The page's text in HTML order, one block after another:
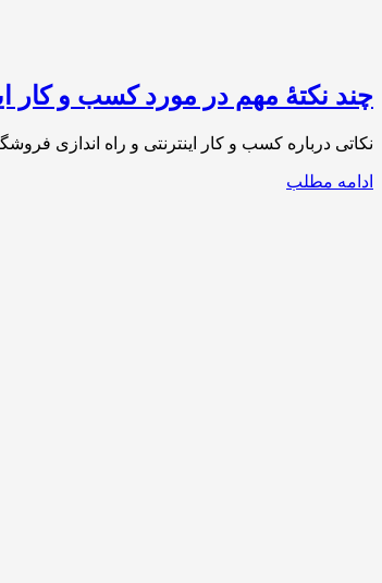
چند نکتۀ مهم در مورد کسب و کار
نکاتی درباره کسب و کار اینترنتی و راه اندازی
ادامه مطلب